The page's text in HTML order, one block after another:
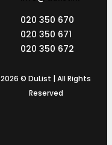
020 350 670
020 350 671
020 350 672
2026 © DuList | All Rights
Reserved